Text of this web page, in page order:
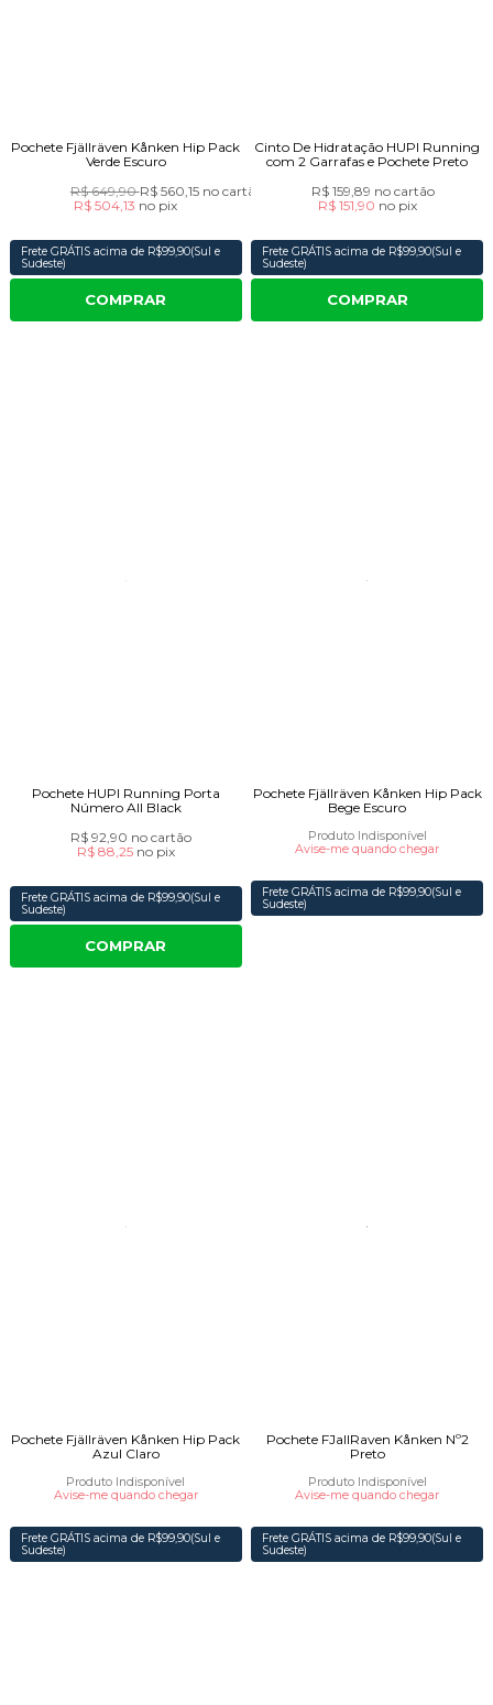
Pochete Fjällräven Kånken Hip Pack
Verde Escuro
R$ 649,90R$ 560,15 no cartão
R$ 504,13 no pix
Frete GRÁTIS acima de R$99,90(Sul e
Sudeste)
COMPRAR
Cinto De Hidratação HUPI Running
com 2 Garrafas e Pochete Preto
R$ 159,89 no cartão
R$ 151,90 no pix
Frete GRÁTIS acima de R$99,90(Sul e
Sudeste)
COMPRAR
Pochete HUPI Running Porta
Número All Black
R$ 92,90 no cartão
R$ 88,25 no pix
Frete GRÁTIS acima de R$99,90(Sul e
Sudeste)
COMPRAR
Pochete Fjällräven Kånken Hip Pack
Bege Escuro
Produto Indisponível
Avise-me quando chegar
Frete GRÁTIS acima de R$99,90(Sul e
Sudeste)
Pochete Fjällräven Kånken Hip Pack
Azul Claro
Produto Indisponível
Avise-me quando chegar
Frete GRÁTIS acima de R$99,90(Sul e
Sudeste)
Pochete FJallRaven Kånken Nº2
Preto
Produto Indisponível
Avise-me quando chegar
Frete GRÁTIS acima de R$99,90(Sul e
Sudeste)